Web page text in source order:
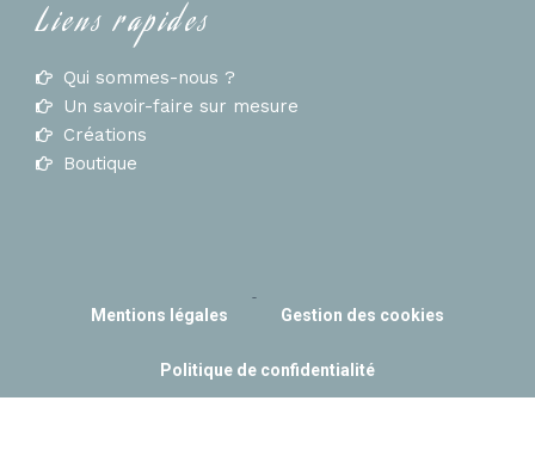
Liens rapides
Qui sommes-nous ?
Un savoir-faire sur mesure
Créations
Boutique
Mentions légales
-
Gestion des cookies
Politique de confidentialité